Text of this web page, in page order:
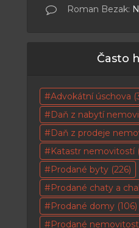
Roman Bezak:
Často
Advokátní úschova
Daň z nabytí
Daň z prodeje
Katastr nemovitostí
Prodané byty (226)
Prodané chaty a
Prodané domy (106)
Prodané